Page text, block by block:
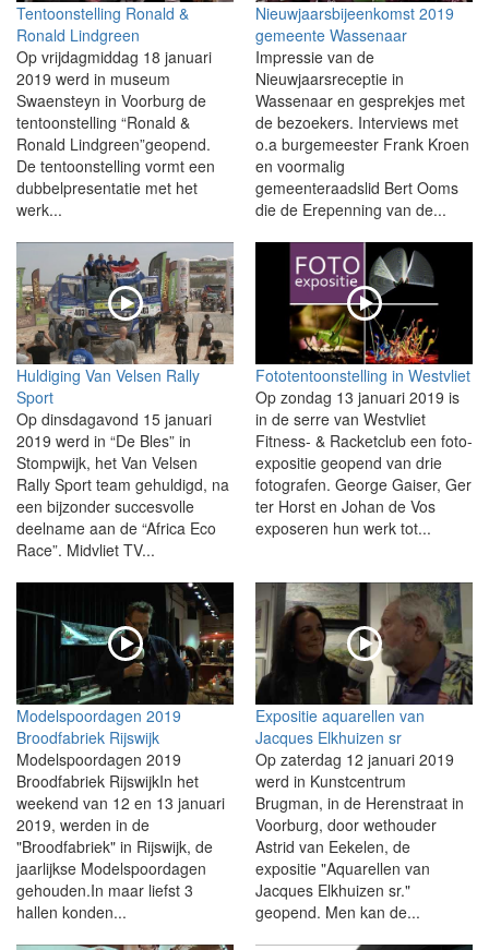
Tentoonstelling Ronald &
Ronald Lindgreen
Op vrijdagmiddag 18 januari
2019 werd in museum
Swaensteyn in Voorburg de
tentoonstelling “Ronald &
Ronald Lindgreen”geopend.
De tentoonstelling vormt een
dubbelpresentatie met het
werk...
Nieuwjaarsbijeenkomst 2019
gemeente Wassenaar
Impressie van de
Nieuwjaarsreceptie in
Wassenaar en gesprekjes met
de bezoekers. Interviews met
o.a burgemeester Frank Kroen
en voormalig
gemeenteraadslid Bert Ooms
die de Erepenning van de...
Huldiging Van Velsen Rally
Sport
Op dinsdagavond 15 januari
2019 werd in “De Bles” in
Stompwijk, het Van Velsen
Rally Sport team gehuldigd, na
een bijzonder succesvolle
deelname aan de “Africa Eco
Race”. Midvliet TV...
Fototentoonstelling in Westvliet
Op zondag 13 januari 2019 is
in de serre van Westvliet
Fitness- & Racketclub een foto-
expositie geopend van drie
fotografen. George Gaiser, Ger
ter Horst en Johan de Vos
exposeren hun werk tot...
Modelspoordagen 2019
Broodfabriek Rijswijk
Modelspoordagen 2019
Broodfabriek RijswijkIn het
weekend van 12 en 13 januari
2019, werden in de
"Broodfabriek" in Rijswijk, de
jaarlijkse Modelspoordagen
gehouden.In maar liefst 3
hallen konden...
Expositie aquarellen van
Jacques Elkhuizen sr
Op zaterdag 12 januari 2019
werd in Kunstcentrum
Brugman, in de Herenstraat in
Voorburg, door wethouder
Astrid van Eekelen, de
expositie "Aquarellen van
Jacques Elkhuizen sr."
geopend. Men kan de...